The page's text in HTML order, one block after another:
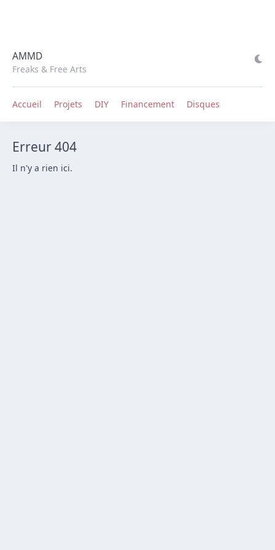
AMMD
Freaks & Free Arts
Accueil Projets DIY Financement Disques
Erreur 404
Il n'y a rien ici.